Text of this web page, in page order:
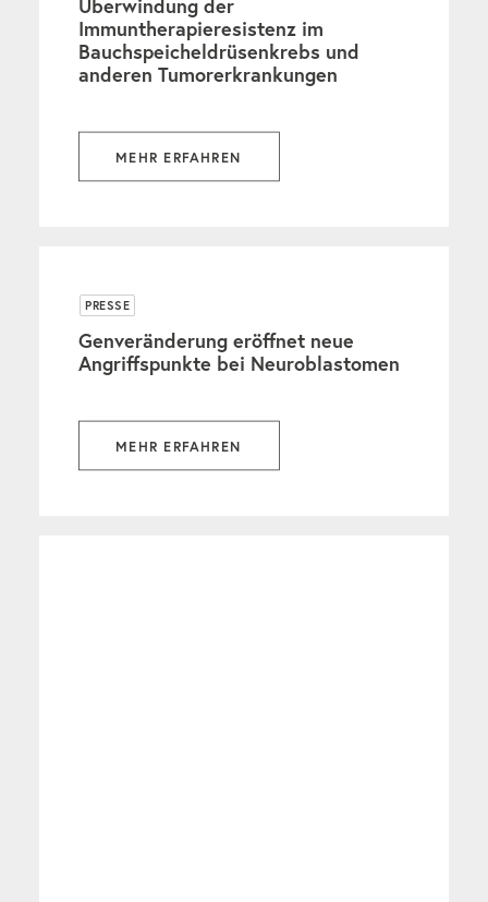
Überwindung der
Immuntherapieresistenz im
Bauchspeicheldrüsenkrebs und
anderen Tumorerkrankungen
MEHR ERFAHREN
PRESSE
Genveränderung eröffnet neue
Angriffspunkte bei Neuroblastomen
MEHR ERFAHREN